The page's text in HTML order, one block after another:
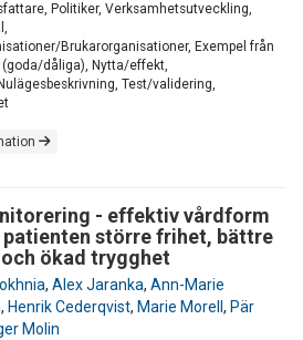
Politiker, Verksamhetsutveckling,
Brukarorganisationer, Exempel från
dåliga), Nytta/effekt,
Test/validering,
- effektiv vårdform
patienten större frihet, bättre
ökad trygghet
, Alex Jaranka, Ann-Marie
, Henrik Cederqvist, Marie Morell , Pär
Molin